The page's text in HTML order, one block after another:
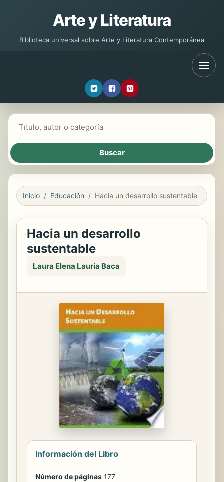
Arte y Literatura
Biblioteca universal sobre Arte y Literatura Contemporánea
Inicio Educación Hacia un desarrollo sustentable
Hacia un desarrollo
sustentable
Laura Elena Lauría Baca
Información del Libro
Número de páginas 177